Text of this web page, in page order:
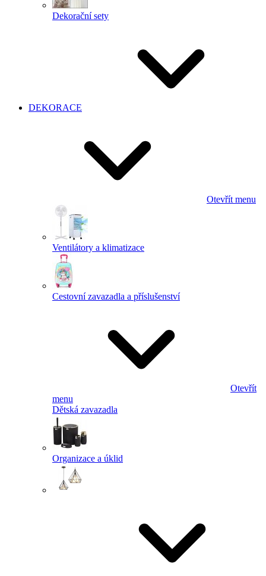
Dekorační sety
DEKORACE
Otevřít menu
Ventilátory a klimatizace
Cestovní zavazadla a příslušenství
Otevřít
menu
Dětská zavazadla
Organizace a úklid